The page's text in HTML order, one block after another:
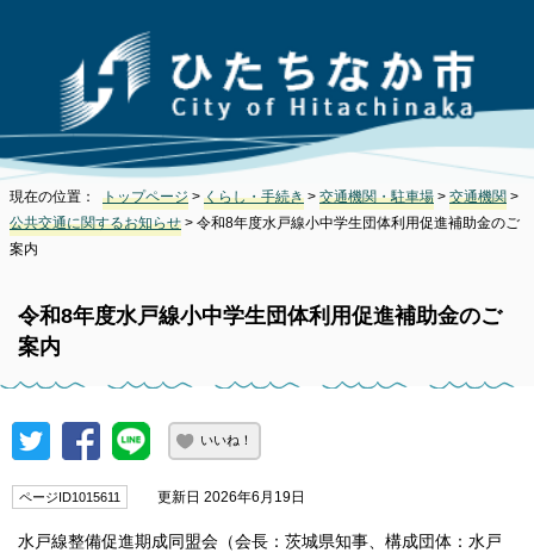
現在の位置： トップページ > くらし・手続き > 交通機関・駐車場 > 交通機関 >
公共交通に関するお知らせ > 令和8年度水戸線小中学生団体利用促進補助金のご
案内
令和8年度水戸線小中学生団体利用促進補助金のご
案内
いいね！
ページID1015611 更新日 2026年6月19日
水戸線整備促進期成同盟会（会長：茨城県知事、構成団体：水戸